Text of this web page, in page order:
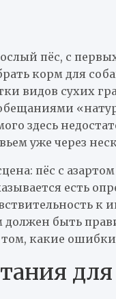
пёс, с
корм для
видов сухих
здесь
уже через
пёс с
есть
к
должен быть
какие